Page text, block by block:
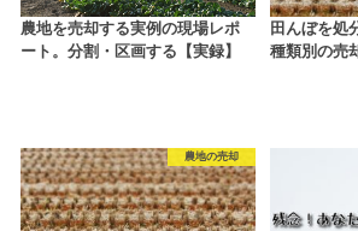
農地を売却する実例の現場レポ
ート。分割・区画する【実録】
田んぼを処
種類別の売
農地の売却